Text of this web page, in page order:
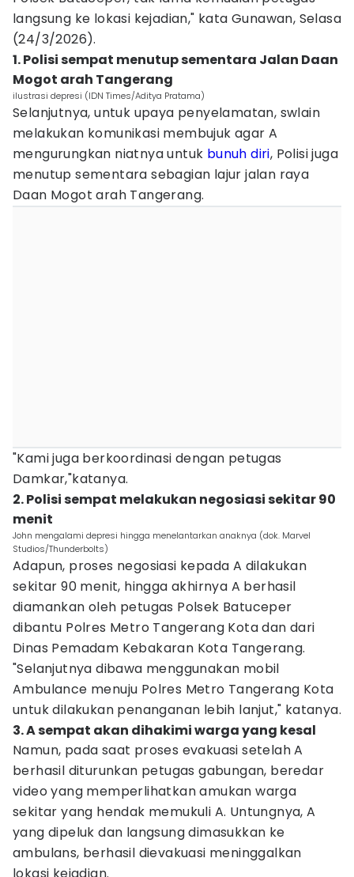
langsung ke lokasi kejadian," kata Gunawan, Selasa
(24/3/2026).
1. Polisi sempat menutup sementara Jalan Daan
Mogot arah Tangerang
ilustrasi depresi (IDN Times/Aditya Pratama)
Selanjutnya, untuk upaya penyelamatan, swlain
melakukan komunikasi membujuk agar A
mengurungkan niatnya untuk bunuh diri, Polisi juga
menutup sementara sebagian lajur jalan raya
Daan Mogot arah Tangerang.
"Kami juga berkoordinasi dengan petugas
Damkar,"katanya.
2. Polisi sempat melakukan negosiasi sekitar 90
menit
John mengalami depresi hingga menelantarkan anaknya (dok. Marvel
Studios/Thunderbolts)
Adapun, proses negosiasi kepada A dilakukan
sekitar 90 menit, hingga akhirnya A berhasil
diamankan oleh petugas Polsek Batuceper
dibantu Polres Metro Tangerang Kota dan dari
Dinas Pemadam Kebakaran Kota Tangerang.
"Selanjutnya dibawa menggunakan mobil
Ambulance menuju Polres Metro Tangerang Kota
untuk dilakukan penanganan lebih lanjut," katanya.
3. A sempat akan dihakimi warga yang kesal
Namun, pada saat proses evakuasi setelah A
berhasil diturunkan petugas gabungan, beredar
video yang memperlihatkan amukan warga
sekitar yang hendak memukuli A. Untungnya, A
yang dipeluk dan langsung dimasukkan ke
ambulans, berhasil dievakuasi meninggalkan